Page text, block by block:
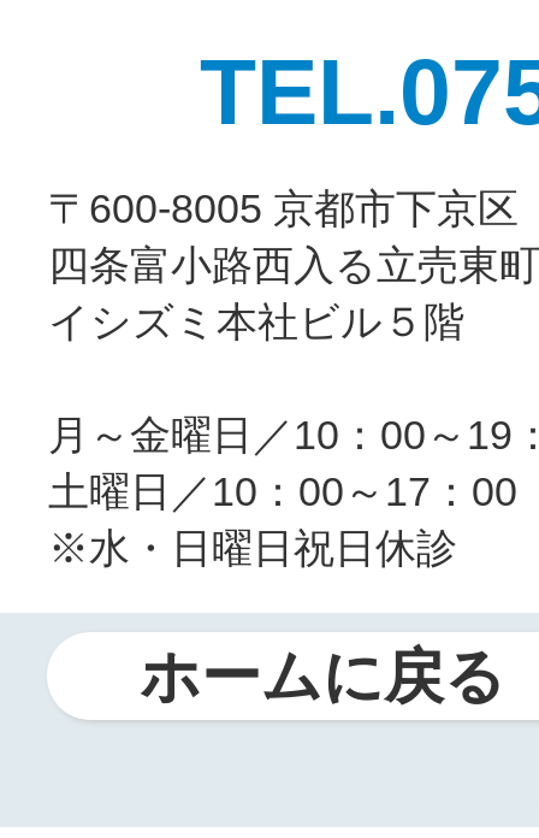
〒600-8005 京都市下京区
四条富小路西入る立売東
イシズミ本社ビル５階
月～金曜日／10：00～19
土曜日／10：00～17：00
※水・日曜日祝日休診
ホームに戻る